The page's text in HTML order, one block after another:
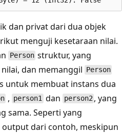
dan privat dari dua objek
menguji kesetaraan nilai.
Person struktur, yang
dan memanggil Person
untuk membuat instans dua
, person1 dan person2 , yang
sama. Seperti yang
dari contoh, meskipun